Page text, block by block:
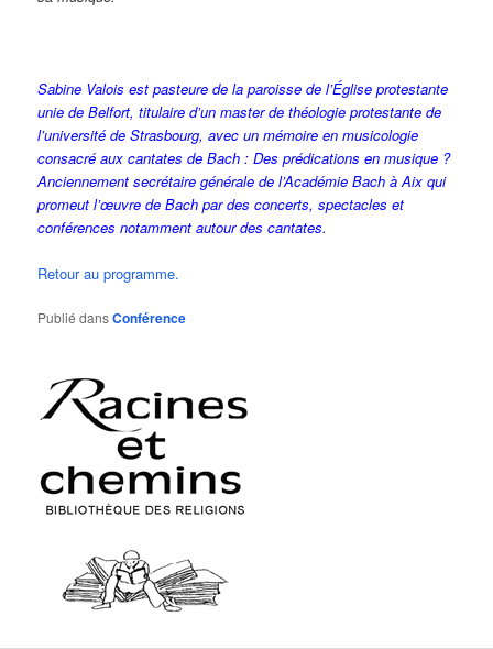
Sabine Valois est pasteure de la paroisse de l’Église protestante
unie de Belfort, titulaire d’un master de théologie protestante de
l’université de Strasbourg, avec un mémoire en musicologie
consacré aux cantates de Bach : Des prédications en musique ?
Anciennement secrétaire générale de l’Académie Bach à Aix qui
promeut l’œuvre de Bach par des concerts, spectacles et
conférences notamment autour des cantates.
Retour au programme.
Publié dansConférence